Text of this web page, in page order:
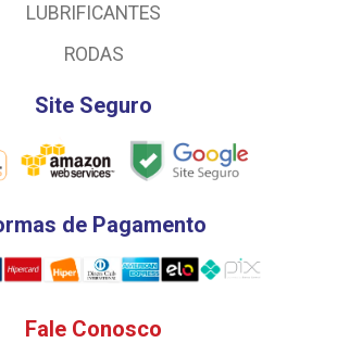
LUBRIFICANTES
RODAS
Site Seguro
de Pagamento
Fale Conosco